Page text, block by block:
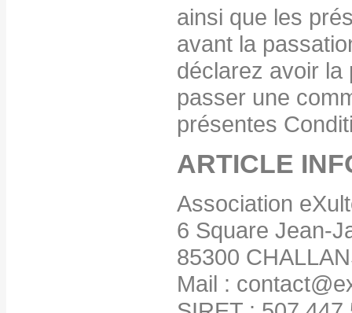
ainsi que les
avant la
déclarez avoir la
passer une
présentes
ARTICLE
Association
6 Square Jean-
85300
Mail :